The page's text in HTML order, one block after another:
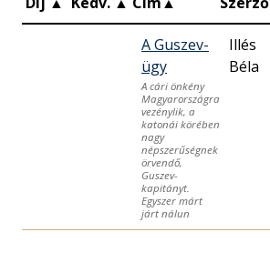
A Guszev-
ügy
A cári önkény
Magyarországra
vezénylik, a
katonái körében
nagy
népszerűségnek
örvendő,
Guszev-
kapitányt.
Egyszer márt
járt nálun
Illés
Béla